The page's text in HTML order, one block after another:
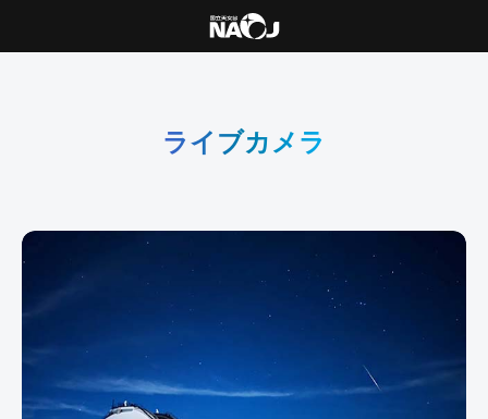
ライブカメラ